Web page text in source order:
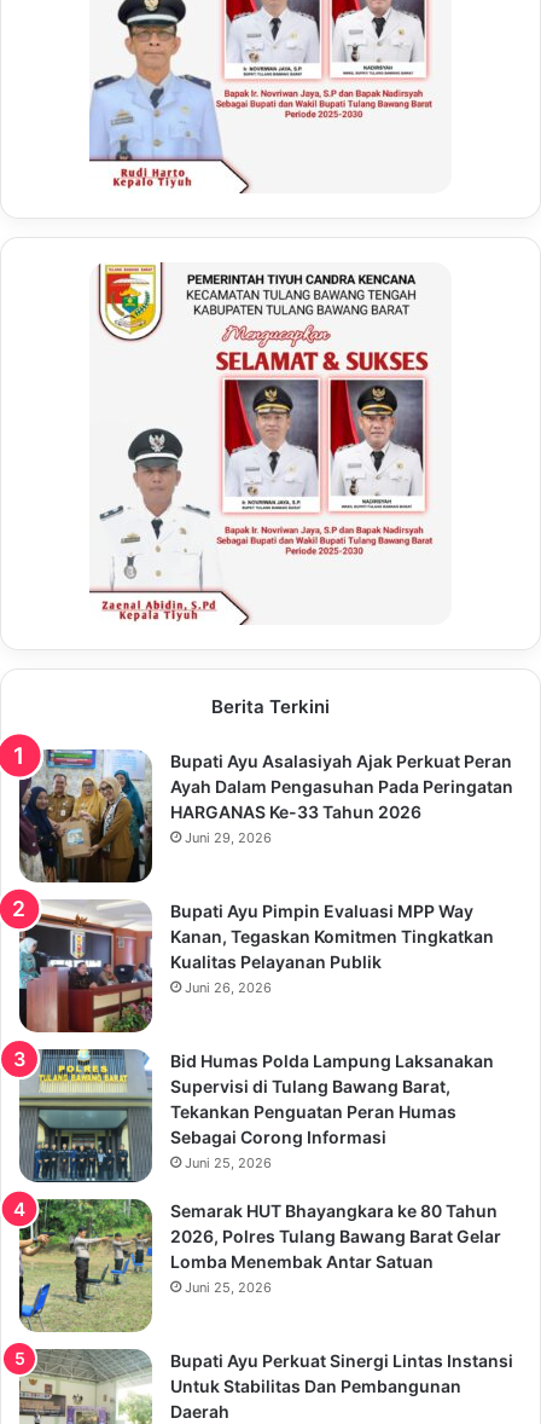
Berita Terkini
Bupati Ayu Asalasiyah Ajak Perkuat Peran
Ayah Dalam Pengasuhan Pada Peringatan
HARGANAS Ke-33 Tahun 2026
Juni 29, 2026
Bupati Ayu Pimpin Evaluasi MPP Way
Kanan, Tegaskan Komitmen Tingkatkan
Kualitas Pelayanan Publik
Juni 26, 2026
Bid Humas Polda Lampung Laksanakan
Supervisi di Tulang Bawang Barat,
Tekankan Penguatan Peran Humas
Sebagai Corong Informasi
Juni 25, 2026
Semarak HUT Bhayangkara ke 80 Tahun
2026, Polres Tulang Bawang Barat Gelar
Lomba Menembak Antar Satuan
Juni 25, 2026
Bupati Ayu Perkuat Sinergi Lintas Instansi
Untuk Stabilitas Dan Pembangunan
Daerah